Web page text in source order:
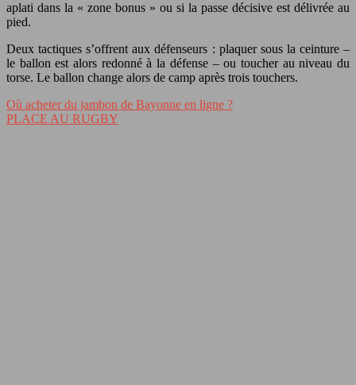
aplati dans la « zone bonus » ou si la passe décisive est délivrée au
pied.
Deux tactiques s’offrent aux défenseurs : plaquer sous la ceinture –
le ballon est alors redonné à la défense – ou toucher au niveau du
torse. Le ballon change alors de camp après trois touchers.
Où acheter du jambon de Bayonne en ligne ?
PLACE AU RUGBY